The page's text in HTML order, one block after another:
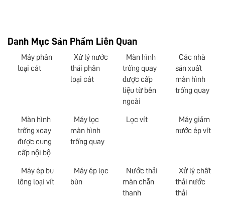
Danh Mục Sản Phẩm Liên Quan
Máy phân
loại cát
Xử lý nước
thải phân
loại cát
Màn hình
trống quay
được cấp
liệu từ bên
ngoài
Các nhà
sản xuất
màn hình
trống quay
Màn hình
trống xoay
được cung
cấp nội bộ
Máy lọc
màn hình
trống quay
Lọc vít
Máy giảm
nước ép vít
Máy ép bu
lông loại vít
Máy ép lọc
bùn
Nước thải
màn chắn
thanh
Xử lý chất
thải nước
thải